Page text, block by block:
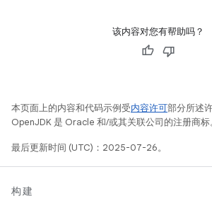
该内容对您有帮助吗？
本页面上的内容和代码示例受内容许可部分所述
OpenJDK 是 Oracle 和/或其关联公司的注册商标
最后更新时间 (UTC)：2025-07-26。
构建